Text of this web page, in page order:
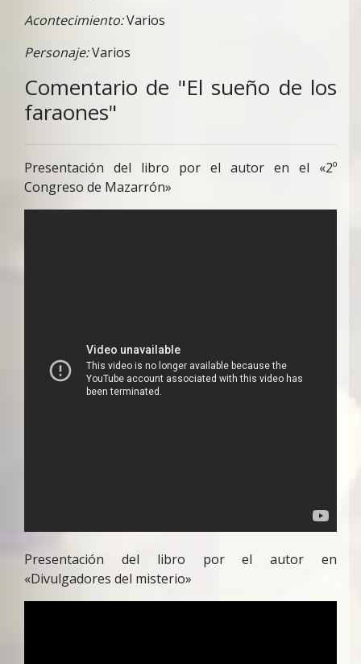
Acontecimiento:Varios
Personaje:Varios
Comentario de "El sueño de los
faraones"
Presentación del libro por el autor en el «2º
Congreso de Mazarrón»
Presentación del libro por el autor en
«Divulgadores del misterio»